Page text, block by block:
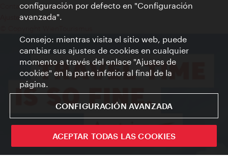
Contacto para la prensa
Ajustes de cookie
configuración por defecto en "Configuración
avanzada".
Consejo: mientras visita el sitio web, puede
cambiar sus ajustes de cookies en cualquier
momento a través del enlace "Ajustes de
cookies" en la parte inferior al final de la
página.
CONFIGURACIÓN AVANZADA
ACEPTAR TODAS LAS COOKIES